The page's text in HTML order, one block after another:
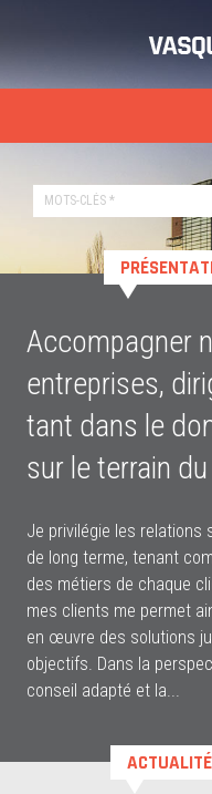
Présentation
Services
Compétences
Actualités
Honoraires
Accompagner
entreprises,
tant dans le
sur le terrain
Je privilégie les relations
de long terme, tenant
des métiers de chaque
mes clients me permet
en œuvre des solutions
objectifs. Dans la
conseil adapté et la...